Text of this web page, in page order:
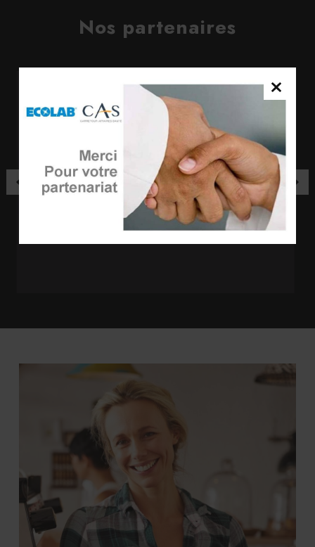
Nos partenaires
Résidence Ste-Anne